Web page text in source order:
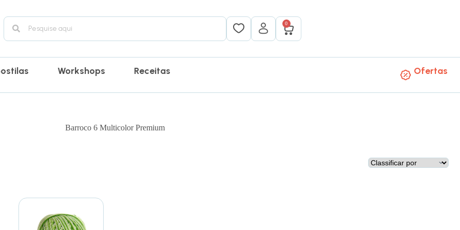
0
Workshops Receitas Ofertas
Barroco 6 Multicolor Premium